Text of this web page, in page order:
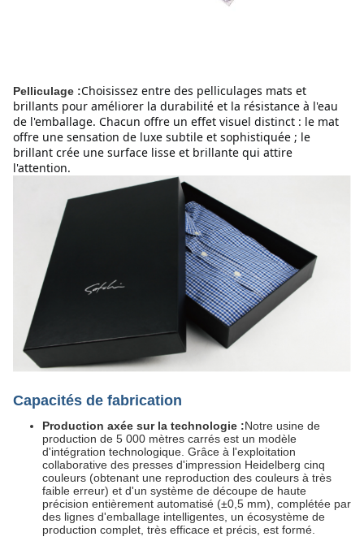
Pelliculage :Choisissez entre des pelliculages mats et
brillants pour améliorer la durabilité et la résistance à l'eau
de l'emballage. Chacun offre un effet visuel distinct : le mat
offre une sensation de luxe subtile et sophistiquée ; le
brillant crée une surface lisse et brillante qui attire
l'attention.
Capacités de fabrication
Production axée sur la technologie :Notre usine de
production de 5 000 mètres carrés est un modèle
d'intégration technologique. Grâce à l'exploitation
collaborative des presses d'impression Heidelberg cinq
couleurs (obtenant une reproduction des couleurs à très
faible erreur) et d'un système de découpe de haute
précision entièrement automatisé (±0,5 mm), complétée par
des lignes d'emballage intelligentes, un écosystème de
production complet, très efficace et précis, est formé.